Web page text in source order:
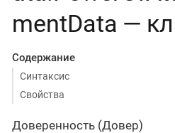
mentData —
Содержание
Синтаксис
Свойства
Доверенность (Довер)